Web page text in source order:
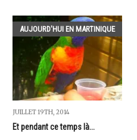
AUJOURD'HUI EN MARTINIQUE
JUILLET 19TH, 2014
Et pendant ce temps là...